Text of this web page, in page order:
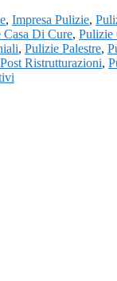
, Impresa Pulizie,
Casa Di Cure, Pulizie
, Pulizie Palestre,
Ristrutturazioni,